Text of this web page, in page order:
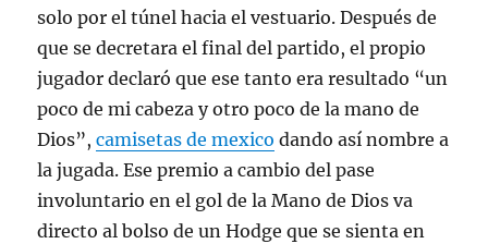
solo por el túnel hacia el vestuario. Después de
que se decretara el final del partido, el propio
jugador declaró que ese tanto era resultado “un
poco de mi cabeza y otro poco de la mano de
Dios”,camisetas de mexico dando así nombre a
la jugada. Ese premio a cambio del pase
involuntario en el gol de la Mano de Dios va
directo al bolso de un Hodge que se sienta en